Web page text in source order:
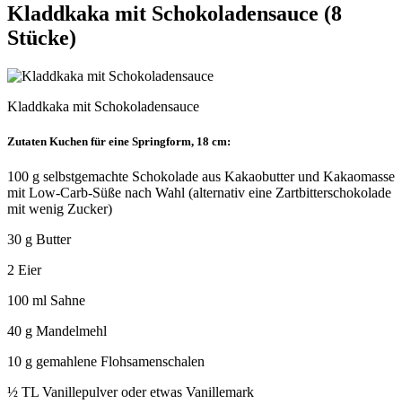
Kladdkaka mit Schokoladensauce (8
Stücke)
Kladdkaka mit Schokoladensauce
Zutaten Kuchen für eine Springform, 18 cm:
100 g selbstgemachte Schokolade aus Kakaobutter und Kakaomasse
mit Low-Carb-Süße nach Wahl (alternativ eine Zartbitterschokolade
mit wenig Zucker)
30 g Butter
2 Eier
100 ml Sahne
40 g Mandelmehl
10 g gemahlene Flohsamenschalen
½ TL Vanillepulver oder etwas Vanillemark